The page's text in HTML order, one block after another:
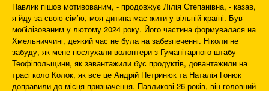
Павлик пішов мотивованим, - продовжує Лілія Степанівна, - казав,
я йду за свою сім’ю, моя дитина має жити у вільній країні. Був
мобілізованим у лютому 2024 року. Його частина формувалася на
Хмельниччині, деякий час не була на забезпеченні. Ніколи не
забуду, як мене послухали волонтери з Гуманітарного штабу
Теофіпольщини, як завантажили бус продуктів, довантажили на
трасі коло Колок, як все це Андрій Петринюк та Наталія Гонюк
доправили до місця призначення. Павликові 26 років, він головний